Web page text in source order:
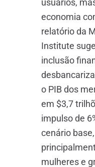
usuários,
economia
relatório da
Institute
inclusão
o PIB dos
em $3,7
impulso de
cenário
mulheres e